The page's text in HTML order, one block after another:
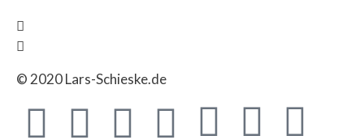
© 2020 Lars-Schieske.de